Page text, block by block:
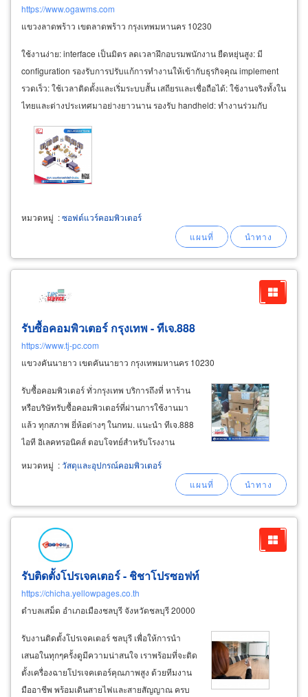
https://www.ogawms.com
แขวงลาดพร้าว เขตลาดพร้าว กรุงเทพมหานคร 10230
ใช้งานง่าย: interface เป็นมิตร ลดเวลาฝึกอบรมพนักงาน ยืดหยุ่นสูง: มี
configuration รองรับการปรับแก้การทำงานให้เข้ากับธุรกิจคุณ implement
รวดเร็ว: ใช้เวลาติดตั้งและเริ่มระบบสั้น เสถียรและเชื่อถือได้: ใช้งานจริงทั้งใน
ไทยและต่างประเทศมาอย่างยาวนาน รองรับ handheld: ทำงานร่วมกับ
หมวดหมู่ :ซอฟต์แวร์คอมพิวเตอร์
รับซื้อคอมพิวเตอร์ กรุงเทพ - ทีเจ.888
https://www.tj-pc.com
แขวงคันนายาว เขตคันนายาว กรุงเทพมหานคร 10230
รับซื้อคอมพิวเตอร์ ทั่วกรุงเทพ บริการถึงที่ หาร้าน
หรือบริษัทรับซื้อคอมพิวเตอร์ที่ผ่านการใช้งานมา
แล้ว ทุกสภาพ ยี่ห้อต่างๆ ในกทม. แนะนำ ทีเจ.888
ไอที อิเลคทรอนิคส์ ตอบโจทย์สำหรับโรงงาน
อุตสาหกรรม โรงเรียน โรงพยาบาล ธนาคาร
ออฟฟิศสำนักงาน บริษัทห้างร้าน ที่กำลังต้องการ
ขายคอมพิวเตอร์เก่า ทุกสเปค คอมพิวเตอร์แบบตั้ง
โต๊ะ
หมวดหมู่ :วัสดุและอุปกรณ์คอมพิวเตอร์
รับติดตั้งโปรเจคเตอร์ - ชิชาโปรซอฟท์
https://chicha.yellowpages.co.th
ตำบลเสม็ด อำเภอเมืองชลบุรี จังหวัดชลบุรี 20000
รับงานติดตั้งโปรเจคเตอร์ ชลบุรี เพื่อให้การนำ
เสนอในทุกๆครั้งดูมีความน่าสนใจ เราพร้อมที่จะติด
ตั้งเครื่องฉายโปรเจคเตอร์คุณภาพสูง ด้วยทีมงาน
มืออาชีพ พร้อมเดินสายไฟและสายสัญญาณ ครบ